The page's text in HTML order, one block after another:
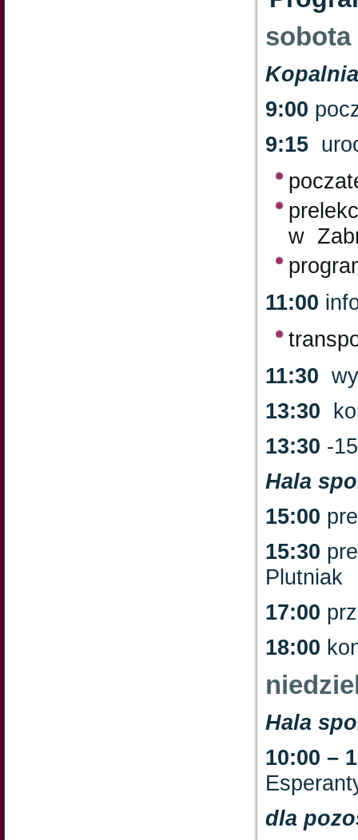
9:00
9:15
w
11:00
11:30
13:30
13:30 -
Hala
15:00
15:30
Plutniak
17:00
18:00
Hala
10:00 –
dla